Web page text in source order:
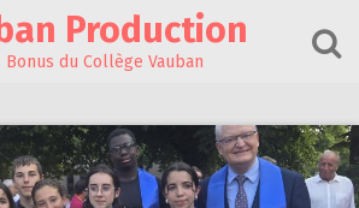
Production
Bonus du Collège Vauban